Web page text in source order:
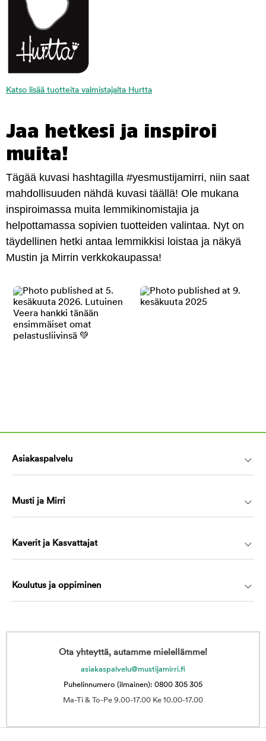
Katso lisää tuotteita valmistajalta Hurtta
Jaa hetkesi ja inspiroi
muita!
Tägää kuvasi hashtagilla #yesmustijamirri, niin saat
mahdollisuuden nähdä kuvasi täällä! Ole mukana
inspiroimassa muita lemmikinomistajia ja
helpottamassa sopivien tuotteiden valintaa. Nyt on
täydellinen hetki antaa lemmikkisi loistaa ja näkyä
Mustin ja Mirrin verkkokaupassa!
Asiakaspalvelu
Musti ja Mirri
Kaverit ja Kasvattajat
Koulutus ja oppiminen
Ota yhteyttä, autamme mielellämme!
asiakaspalvelu@mustijamirri.fi
Puhelinnumero (ilmainen): 0800 305 305
Ma-Ti & To-Pe 9.00-17.00 Ke 10.00-17.00